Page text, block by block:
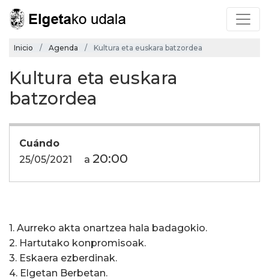
Inicio Agenda Kultura eta euskara batzordea
Kultura eta euskara
batzordea
Cuándo
25/05/2021
a 20:00
1. Aurreko akta onartzea hala badagokio.
2. Hartutako konpromisoak.
3. Eskaera ezberdinak.
4. Elgetan Berbetan.